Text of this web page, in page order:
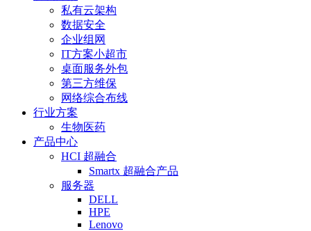
私有云架构
数据安全
企业组网
IT方案小超市
桌面服务外包
第三方维保
网络综合布线
行业方案
生物医药
产品中心
HCI 超融合
Smartx 超融合产品
服务器
DELL
HPE
Lenovo